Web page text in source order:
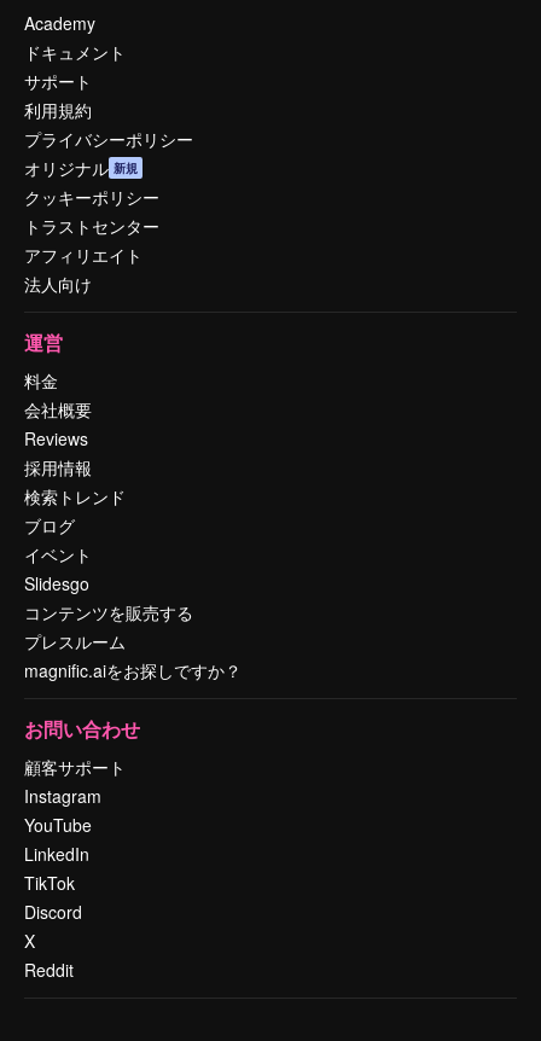
Academy
ドキュメント
サポート
利用規約
プライバシーポリシー
オリジナル 新規
クッキーポリシー
トラストセンター
アフィリエイト
法人向け
運営
料金
会社概要
Reviews
採用情報
検索トレンド
ブログ
イベント
Slidesgo
コンテンツを販売する
プレスルーム
magnific.aiをお探しですか？
お問い合わせ
顧客サポート
Instagram
YouTube
LinkedIn
TikTok
Discord
X
Reddit